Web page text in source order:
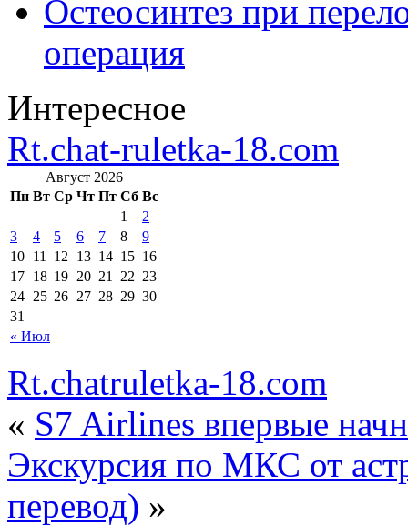
Остеосинтез при
операция
Интересное
Rt.chat-ruletka-18.com
Август 2026
Пн Вт Ср Чт Пт Сб Вс
« Июл
1
2
3
4 5 6 7 8
9
10 11 12 13 14 15 16
17 18 19 20 21 22 23
24 25 26 27 28 29 30
31
Rt.chatruletka-18.com
« S7 Airlines впервые
Экскурсия по МКС от
перевод) »